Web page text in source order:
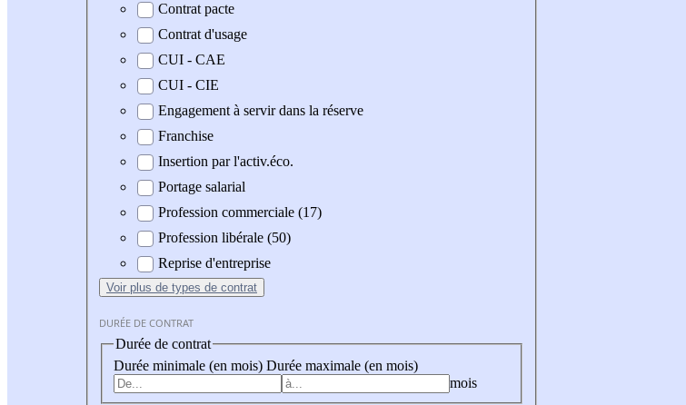
Contrat pacte
Contrat d'usage
CUI - CAE
CUI - CIE
Engagement à servir dans la réserve
Franchise
Insertion par l'activ.éco.
Portage salarial
Profession commerciale (17)
Profession libérale (50)
Reprise d'entreprise
Voir plus de types de contrat
DURÉE DE CONTRAT
Durée de contrat
Durée minimale (en mois) Durée maximale (en mois)
mois